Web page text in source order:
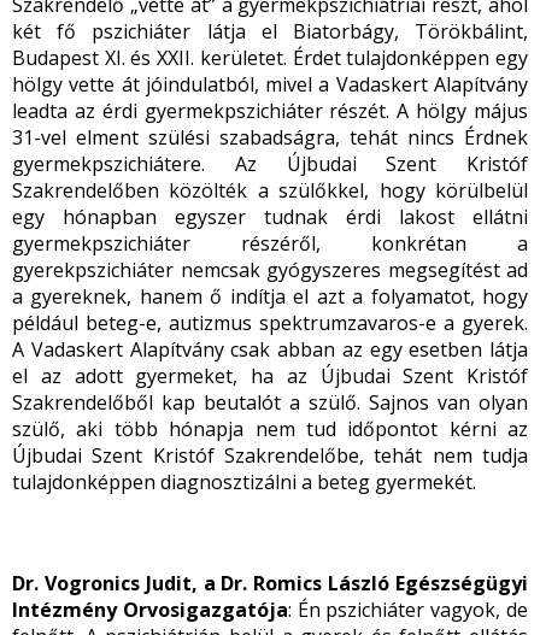
két fő pszichiáter látja el Biatorbágy, Törökbálint,
Budapest XI. és XXII. kerületet. Érdet tulajdonképpen egy
hölgy vette át jóindulatból, mivel a Vadaskert Alapítvány
leadta az érdi gyermekpszichiáter részét. A hölgy május
31-vel elment szülési szabadságra, tehát nincs Érdnek
gyermekpszichiátere. Az Újbudai Szent Kristóf
Szakrendelőben közölték a szülőkkel, hogy körülbelül
egy hónapban egyszer tudnak érdi lakost ellátni
gyermekpszichiáter részéről, konkrétan a
gyerekpszichiáter nemcsak gyógyszeres megsegítést ad
a gyereknek, hanem ő indítja el azt a folyamatot, hogy
például beteg-e, autizmus spektrumzavaros-e a gyerek.
A Vadaskert Alapítvány csak abban az egy esetben látja
el az adott gyermeket, ha az Újbudai Szent Kristóf
Szakrendelőből kap beutalót a szülő. Sajnos van olyan
szülő, aki több hónapja nem tud időpontot kérni az
Újbudai Szent Kristóf Szakrendelőbe, tehát nem tudja
tulajdonképpen diagnosztizálni a beteg gyermekét.
Dr. Vogronics Judit, a Dr. Romics László Egészségügyi
Intézmény Orvosigazgatója: Én pszichiáter vagyok, de